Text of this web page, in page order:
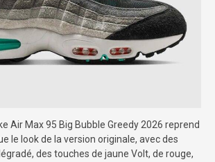
Air Max 95 Big Bubble Greedy 2026 reprend
le look de la version originale, avec des
des touches de jaune Volt, de rouge,